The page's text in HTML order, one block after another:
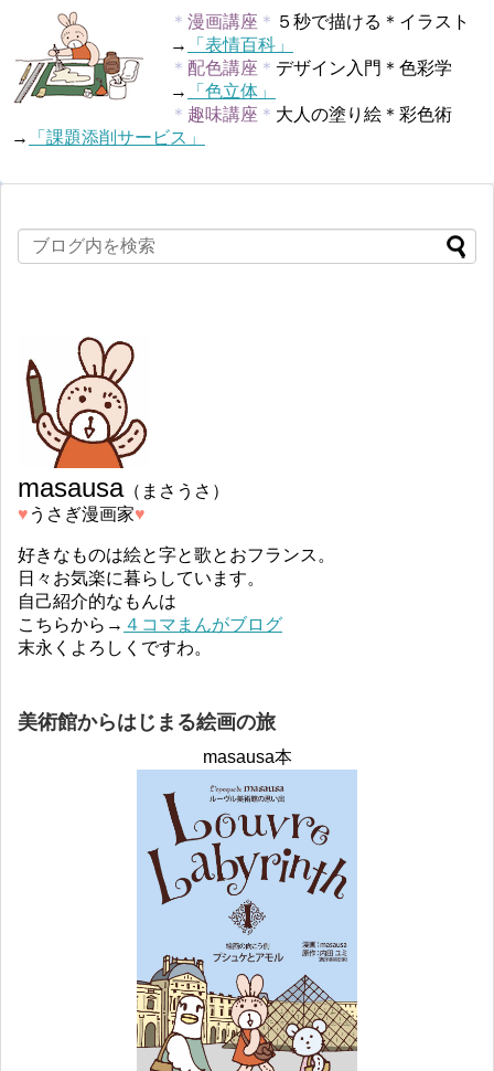
＊ 漫画講座 ＊ ５秒で描ける＊イラスト
→
「表情百科」
＊ 配色講座 ＊ デザイン入門＊色彩学
→
「色立体」
＊ 趣味講座 ＊ 大人の塗り絵＊彩色術
→
「課題添削サービス」
masausa（まさうさ）
♥︎ うさぎ漫画家♥︎
好きなものは絵と字と歌とおフランス。
日々お気楽に暮らしています。
自己紹介的なもんは
こちらから→ ４コマまんがブログ
末永くよろしくですわ。
美術館からはじまる絵画の旅
masausa本